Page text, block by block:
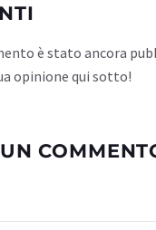
è stato ancora
opinione qui sotto!